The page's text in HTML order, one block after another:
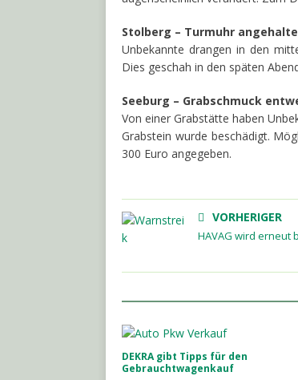
Stolberg – Turmuhr
Unbekannte drangen in den
Dies geschah in den späten
Seeburg – Grabschmuck
Von einer Grabstätte haben
Grabstein wurde beschädigt.
300 Euro angegeben.
VORHERIGER
HAVAG wird erneut
DEKRA gibt Tipps für den
Gebrauchtwagenkauf